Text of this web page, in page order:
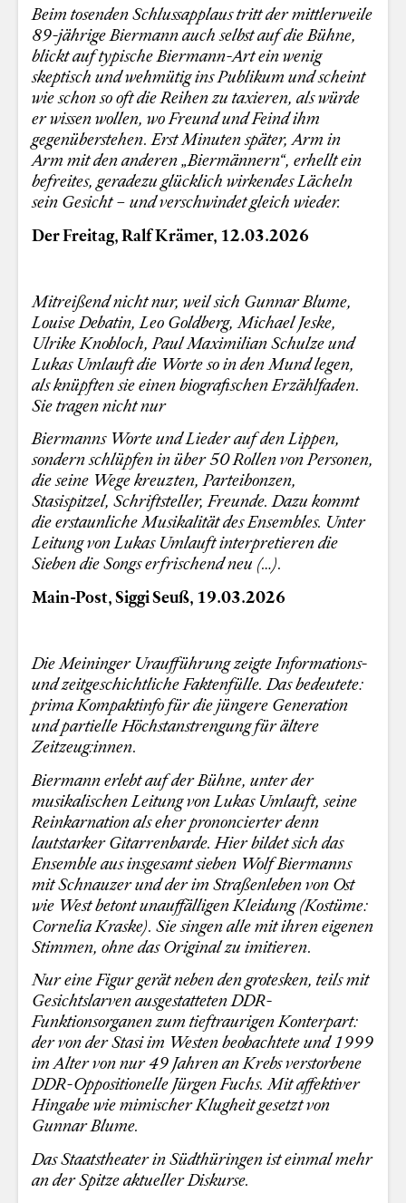
Beim tosenden Schlussapplaus tritt der mittlerweile
89-jährige Biermann auch selbst auf die Bühne,
blickt auf typische Biermann-Art ein wenig
skeptisch und wehmütig ins Publikum und scheint
wie schon so oft die Reihen zu taxieren, als würde
er wissen wollen, wo Freund und Feind ihm
gegenüberstehen. Erst Minuten später, Arm in
Arm mit den anderen „Biermännern“, erhellt ein
befreites, geradezu glücklich wirkendes Lächeln
sein Gesicht – und verschwindet gleich wieder.
Der Freitag, Ralf Krämer, 12.03.2026
Mitreißend nicht nur, weil sich Gunnar Blume,
Louise Debatin, Leo Goldberg, Michael Jeske,
Ulrike Knobloch, Paul Maximilian Schulze und
Lukas Umlauft die Worte so in den Mund legen,
als knüpften sie einen biografischen Erzählfaden.
Sie tragen nicht nur
Biermanns Worte und Lieder auf den Lippen,
sondern schlüpfen in über 50 Rollen von Personen,
die seine Wege kreuzten, Parteibonzen,
Stasispitzel, Schriftsteller, Freunde. Dazu kommt
die erstaunliche Musikalität des Ensembles. Unter
Leitung von Lukas Umlauft interpretieren die
Sieben die Songs erfrischend neu (…).
Main-Post, Siggi Seuß, 19.03.2026
Die Meininger Uraufführung zeigte Informations-
und zeitgeschichtliche Faktenfülle. Das bedeutete:
prima Kompaktinfo für die jüngere Generation
und partielle Höchstanstrengung für ältere
Zeitzeug:innen.
Biermann erlebt auf der Bühne, unter der
musikalischen Leitung von Lukas Umlauft, seine
Reinkarnation als eher prononcierter denn
lautstarker Gitarrenbarde. Hier bildet sich das
Ensemble aus insgesamt sieben Wolf Biermanns
mit Schnauzer und der im Straßenleben von Ost
wie West betont unauffälligen Kleidung (Kostüme:
Cornelia Kraske). Sie singen alle mit ihren eigenen
Stimmen, ohne das Original zu imitieren.
Nur eine Figur gerät neben den grotesken, teils mit
Gesichtslarven ausgestatteten DDR-
Funktionsorganen zum tieftraurigen Konterpart:
der von der Stasi im Westen beobachtete und 1999
im Alter von nur 49 Jahren an Krebs verstorbene
DDR-Oppositionelle Jürgen Fuchs. Mit affektiver
Hingabe wie mimischer Klugheit gesetzt von
Gunnar Blume.
Das Staatstheater in Südthüringen ist einmal mehr
an der Spitze aktueller Diskurse.